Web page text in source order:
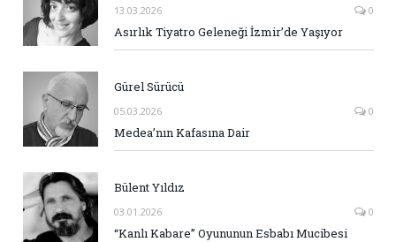
13.03.2026 0
Asırlık Tiyatro Geleneği İzmir’de Yaşıyor
Gürel Sürücü
05.03.2026 0
Medea’nın Kafasına Dair
Bülent Yıldız
03.01.2026 0
“Kanlı Kabare” Oyununun Esbabı Mucibesi